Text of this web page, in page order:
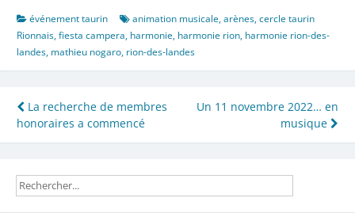
événement taurin animation musicale,arènes,cercle taurin
Rionnais,fiesta campera, harmonie, harmonie rion, harmonie rion-des-
landes, mathieu nogaro, rion-des-landes
Navigation
de
La recherche de membres
honoraires a commencé
Un 11 novembre 2022… en
musique